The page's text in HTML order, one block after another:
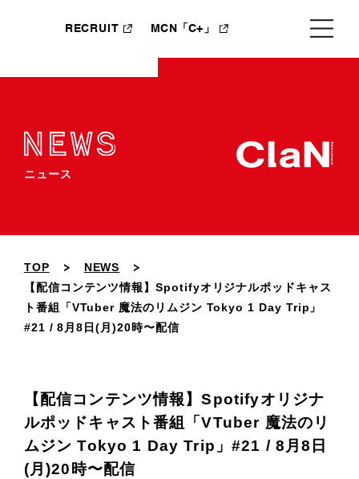
RECRUIT MCN「C+」
ニュース
TOP
NEWS
【配信コンテンツ情報】Spotifyオリジナルポッドキャス
ト番組「VTuber 魔法のリムジン Tokyo 1 Day Trip」
#21 / 8月8日(月)20時〜配信
【配信コンテンツ情報】Spotifyオリジナ
ルポッドキャスト番組「VTuber 魔法のリ
ムジン Tokyo 1 Day Trip」#21 / 8月8日
(月)20時〜配信